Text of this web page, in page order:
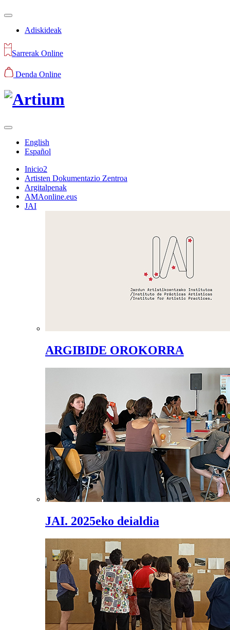
Adiskideak
Sarrerak Online
Denda Online
English
Español
Inicio2
Artisten Dokumentazio Zentroa
Argitalpenak
AMAonline.eus
JAI
ARGIBIDE OROKORRA
JAI. 2025eko deialdia